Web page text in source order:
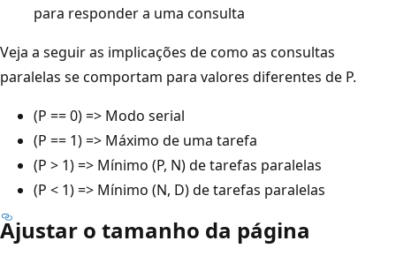
para responder a uma consulta
Veja a seguir as implicações de como as consultas
paralelas se comportam para valores diferentes de P.
(P == 0) => Modo serial
(P == 1) => Máximo de uma tarefa
(P > 1) => Mínimo (P, N) de tarefas paralelas
(P < 1) => Mínimo (N, D) de tarefas paralelas
Ajustar o tamanho da página